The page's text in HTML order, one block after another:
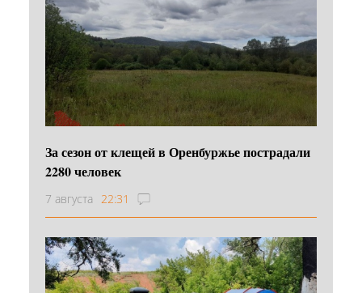
За сезон от клещей в Оренбуржье пострадали
2280 человек
7 августа 22:31